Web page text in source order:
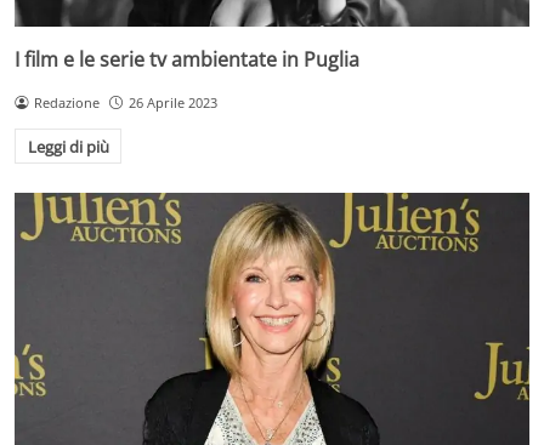
I film e le serie tv ambientate in Puglia
Redazione 26 Aprile 2023
Leggi di più